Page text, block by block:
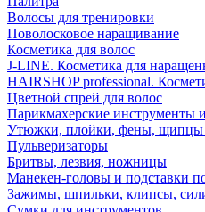
Волосы для тренировки
Поволосковое наращивание
Косметика для волос
J-LINE. Косметика для
HAIRSHOP professional.
Цветной спрей для волос
Парикмахерские инструменты
Утюжки, плойки, фены, щипцы
Пульверизаторы
Бритвы, лезвия, ножницы
Манекен-головы и подставки
Зажимы, шпильки, клипсы,